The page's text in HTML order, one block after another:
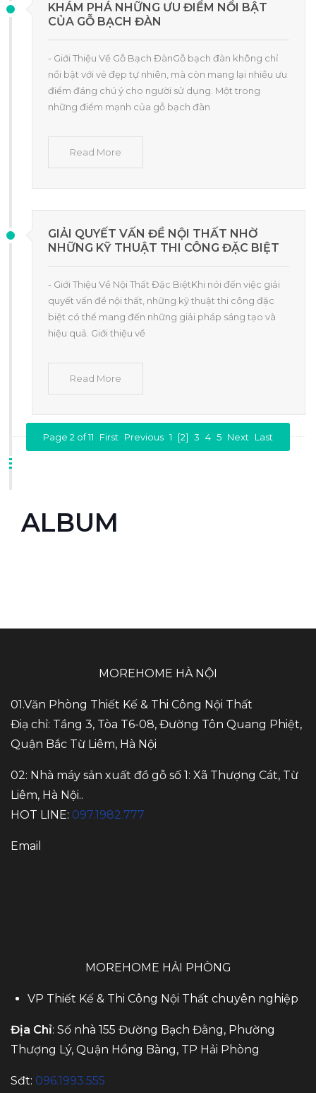
KHÁM PHÁ NHỮNG ƯU ĐIỂM NỔI BẬT
CỦA GỖ BẠCH ĐÀN
- Giới Thiệu Về Gỗ Bạch ĐànGỗ bạch đàn không chỉ
nổi bật với vẻ đẹp tự nhiên, mà còn mang lại nhiều ưu
điểm đáng chú ý cho người sử dụng. Một trong
những điểm mạnh của gỗ bạch đàn
Read More
GIẢI QUYẾT VẤN ĐỀ NỘI THẤT NHỜ
NHỮNG KỸ THUẬT THI CÔNG ĐẶC BIỆT
- Giới Thiệu Về Nội Thất Đặc BiệtKhi nói đến việc giải
quyết vấn đề nội thất, những kỹ thuật thi công đặc
biệt có thể mang đến những giải pháp sáng tạo và
hiệu quả. Giới thiệu về
Read More
Page 2 of 11 First Previous 1 [2] 3 4 5 Next Last
ALBUM
MOREHOME HÀ NỘI
01.Văn Phòng Thiết Kế & Thi Công Nội Thất
Điạ chỉ: Tầng 3, Tòa T6-08, Đường Tôn Quang Phiệt,
Quận Bắc Từ Liêm, Hà Nội
02: Nhà máy sản xuất đồ gỗ số 1: Xã Thượng Cát, Từ
Liêm, Hà Nội..
HOT LINE: 097.1982.777
Email
MOREHOME HẢI PHÒNG
VP Thiết Kế & Thi Công Nội Thất chuyên nghiệp
Địa Chỉ: Số nhà 155 Đường Bạch Đằng, Phường
Thượng Lý, Quận Hồng Bàng, TP Hải Phòng
Sđt: 096.1993.555